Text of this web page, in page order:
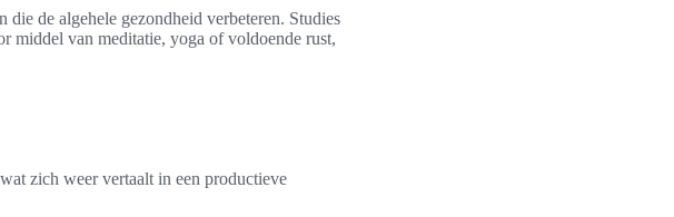
de algehele gezondheid verbeteren. Studies
middel van meditatie, yoga of voldoende rust,
zich weer vertaalt in een productieve